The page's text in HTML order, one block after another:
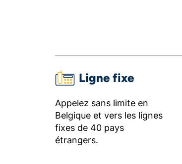
Ligne fixe
Appelez sans limite en
Belgique et vers les lignes
fixes de 40 pays
étrangers.